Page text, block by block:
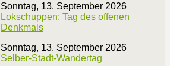
Sonntag, 13. September 2026
Lokschuppen: Tag des offenen
Denkmals
Sonntag, 13. September 2026
Selber-Stadt-Wandertag